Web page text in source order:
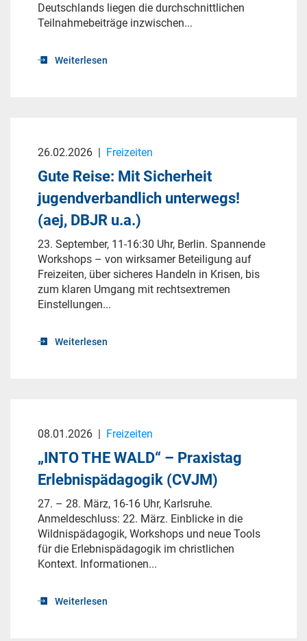
Deutschlands liegen die durchschnittlichen
Teilnahmebeiträge inzwischen...
Weiterlesen
26.02.2026 | Freizeiten
Gute Reise: Mit Sicherheit
jugendverbandlich unterwegs!
(aej, DBJR u.a.)
23. September, 11-16:30 Uhr, Berlin. Spannende
Workshops – von wirksamer Beteiligung auf
Freizeiten, über sicheres Handeln in Krisen, bis
zum klaren Umgang mit rechtsextremen
Einstellungen...
Weiterlesen
08.01.2026 | Freizeiten
„INTO THE WALD“ – Praxistag
Erlebnispädagogik (CVJM)
27. – 28. März, 16-16 Uhr, Karlsruhe.
Anmeldeschluss: 22. März. Einblicke in die
Wildnispädagogik, Workshops und neue Tools
für die Erlebnispädagogik im christlichen
Kontext. Informationen...
Weiterlesen